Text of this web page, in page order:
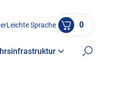
Leichte Sprache 0
Suche